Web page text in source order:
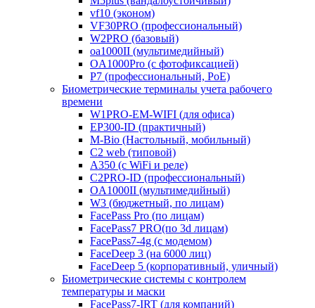
vf10 (эконом)
VF30PRO (профессиональный)
W2PRO (базовый)
oa1000II (мультимедийный)
OA1000Pro (с фотофиксацией)
P7 (профессиональный, PoE)
Биометрические терминалы учета рабочего
времени
W1PRO-EM-WIFI (для офиса)
EP300-ID (практичный)
M-Bio (Настольный, мобильный)
С2 web (типовой)
A350 (с WiFi и реле)
C2PRO-ID (профессиональный)
OA1000II (мультимедийный)
W3 (бюджетный, по лицам)
FacePass Pro (по лицам)
FacePass7 PRO(по 3d лицам)
FacePass7-4g (с модемом)
FaceDeep 3 (на 6000 лиц)
FaceDeep 5 (корпоративный, уличный)
Биометрические системы с контролем
температуры и маски
FacePass7-IRT (для компаний)